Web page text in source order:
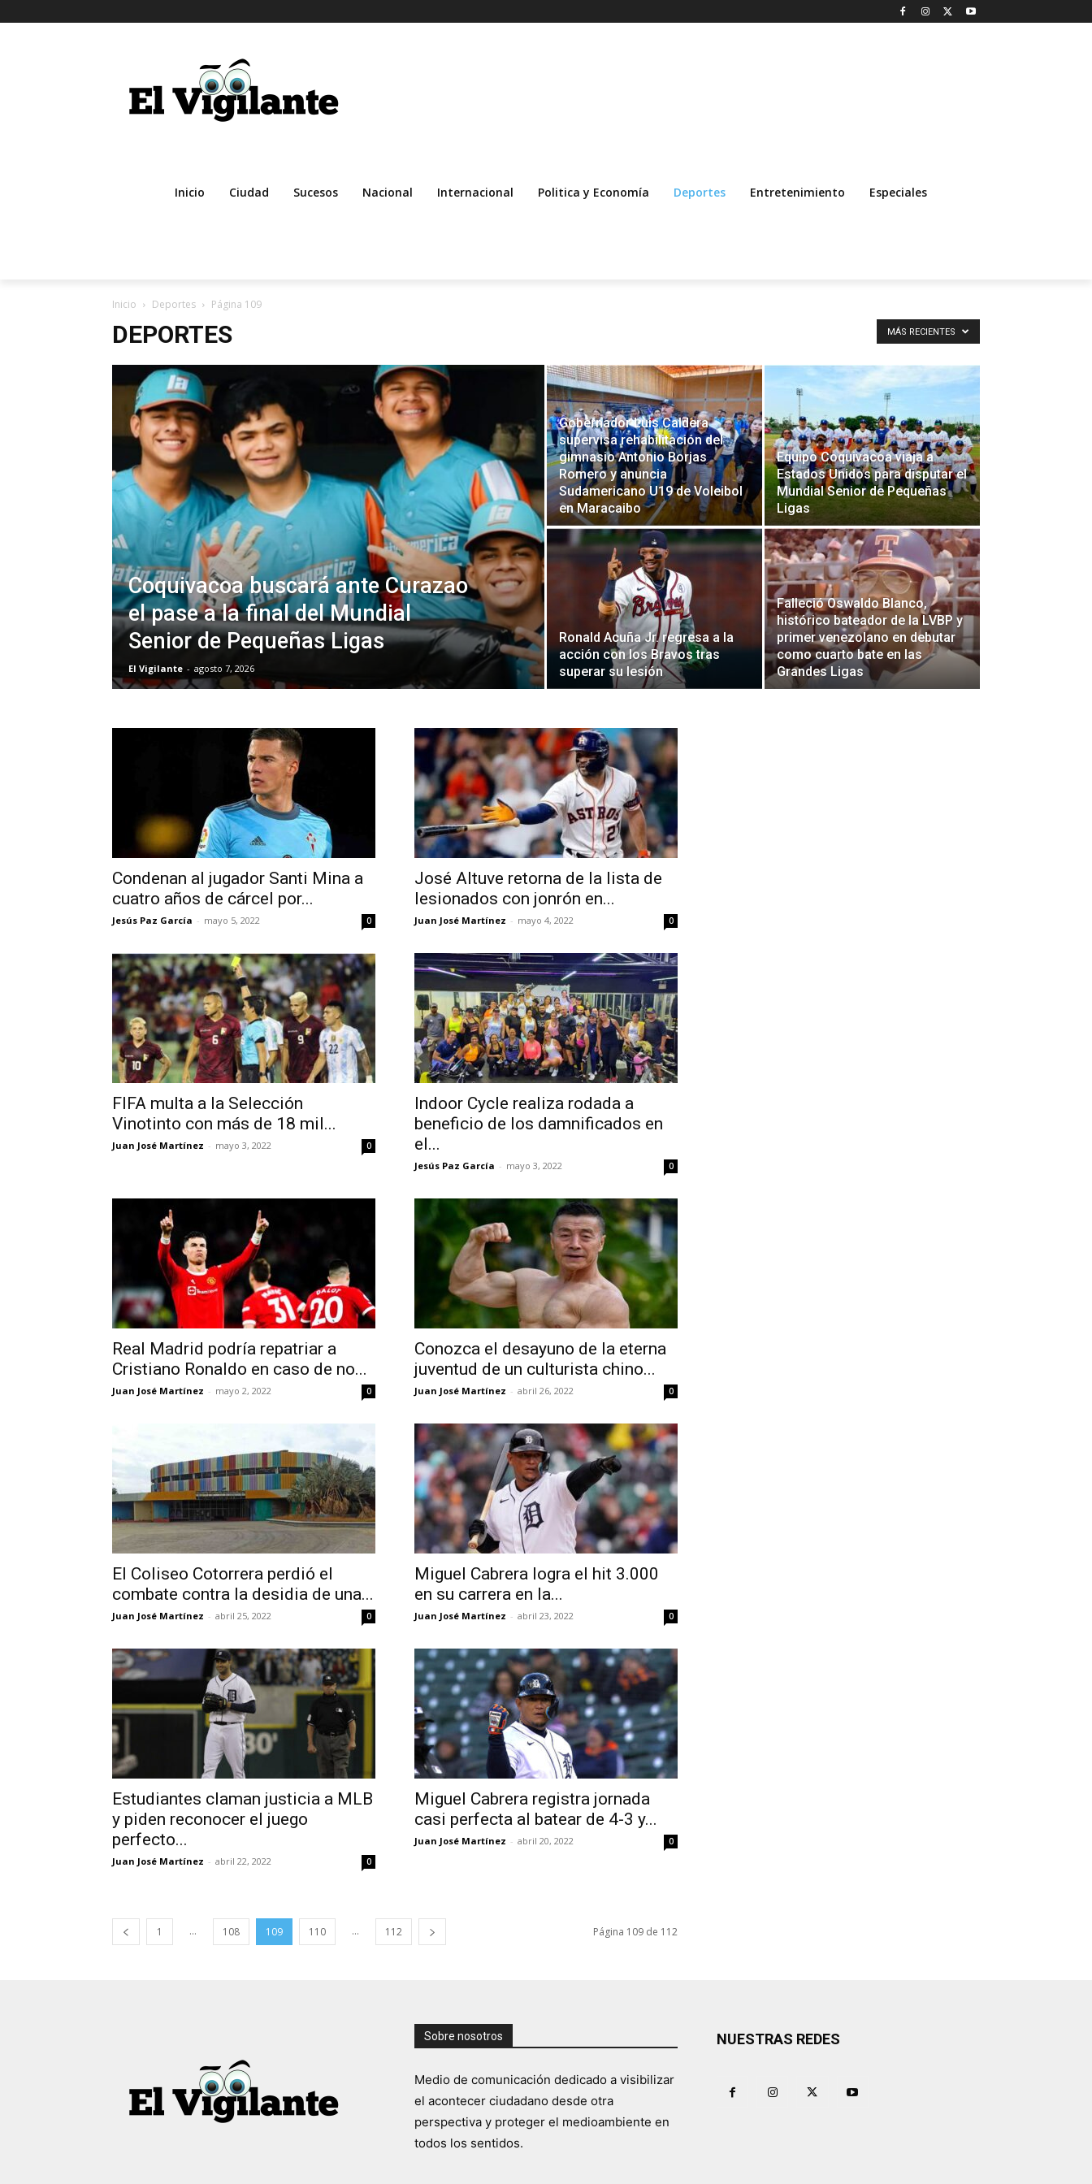
Inicio Ciudad Sucesos Nacional Internacional Politica y Economía Deportes Entretenimiento Especiales
Inicio Deportes Página 109
DEPORTES MÁS RECIENTES
Coquivacoa buscará ante Curazao
el pase a la final del Mundial
Senior de Pequeñas Ligas
El Vigilante - agosto 7, 2026
Gobernador Luis Caldera
supervisa rehabilitación del
gimnasio Antonio Borjas
Romero y anuncia
Sudamericano U19 de Voleibol
en Maracaibo
Equipo Coquivacoa viaja a
Estados Unidos para disputar el
Mundial Senior de Pequeñas
Ligas
Ronald Acuña Jr. regresa a la
acción con los Bravos tras
superar su lesión
Falleció Oswaldo Blanco,
histórico bateador de la LVBP y
primer venezolano en debutar
como cuarto bate en las
Grandes Ligas
Condenan al jugador Santi Mina a
cuatro años de cárcel por...
Jesús Paz García - mayo 5, 2022 0
José Altuve retorna de la lista de
lesionados con jonrón en...
Juan José Martínez - mayo 4, 2022 0
FIFA multa a la Selección
Vinotinto con más de 18 mil...
Juan José Martínez - mayo 3, 2022 0
Indoor Cycle realiza rodada a
beneficio de los damnificados en
el...
Jesús Paz García - mayo 3, 2022 0
Real Madrid podría repatriar a
Cristiano Ronaldo en caso de no...
Juan José Martínez - mayo 2, 2022 0
Conozca el desayuno de la eterna
juventud de un culturista chino...
Juan José Martínez - abril 26, 2022 0
El Coliseo Cotorrera perdió el
combate contra la desidia de una...
Juan José Martínez - abril 25, 2022 0
Miguel Cabrera logra el hit 3.000
en su carrera en la...
Juan José Martínez - abril 23, 2022 0
Estudiantes claman justicia a MLB
y piden reconocer el juego
perfecto...
Juan José Martínez - abril 22, 2022 0
Miguel Cabrera registra jornada
casi perfecta al batear de 4-3 y...
Juan José Martínez - abril 20, 2022 0
1 ... 108 109 110 ... 112 Página 109 de 112
Sobre nosotros
Medio de comunicación dedicado a visibilizar
el acontecer ciudadano desde otra
perspectiva y proteger el medioambiente en
todos los sentidos.
NUESTRAS REDES